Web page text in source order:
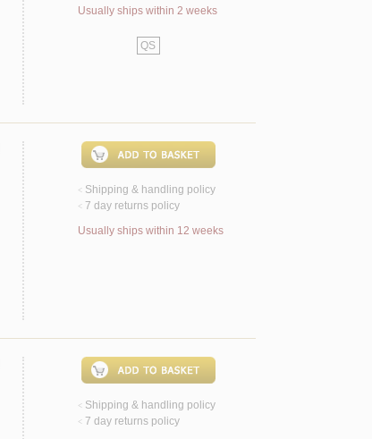
Usually ships within 2 weeks
QS
< Shipping & handling policy
< 7 day returns policy
Usually ships within 12 weeks
< Shipping & handling policy
< 7 day returns policy